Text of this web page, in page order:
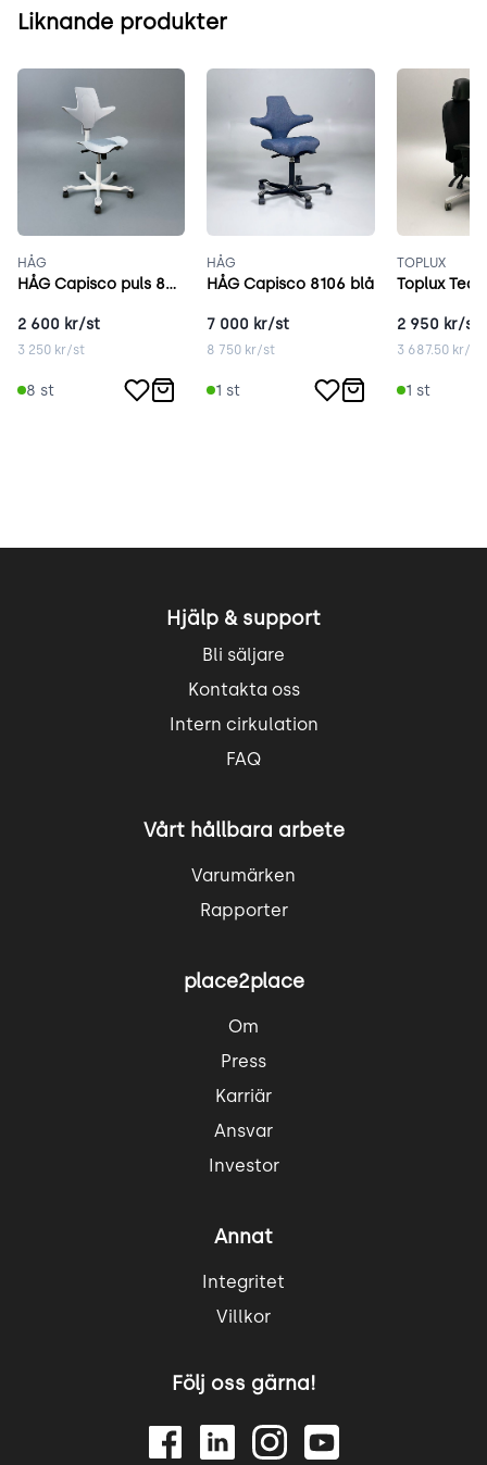
Liknande produkter
HÅG
HÅG Capisco puls 8010 grå
2 600 kr/st
3 250 kr/st
8 st
HÅG
HÅG Capisco 8106 blå
7 000 kr/st
8 750 kr/st
1 st
TOPLUX
Toplux
2 950 kr/st
3 687.50kr/st
1 st
Hjälp & support
Bli säljare
Kontakta oss
Intern cirkulation
FAQ
Vårt hållbara arbete
Varumärken
Rapporter
place2place
Om
Press
Karriär
Ansvar
Investor
Annat
Integritet
Villkor
Följ oss gärna!